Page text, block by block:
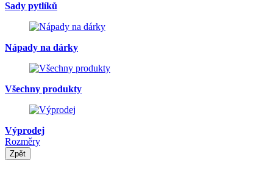
Sady pytlíků
Nápady na dárky
Všechny produkty
Výprodej
Rozměry
Zpět